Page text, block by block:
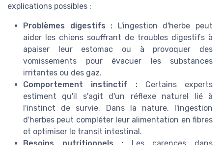
explications possibles :
Problèmes digestifs : L'ingestion d'herbe peut
aider les chiens souffrant de troubles digestifs à
apaiser leur estomac ou à provoquer des
vomissements pour évacuer les substances
irritantes ou des gaz.
Comportement instinctif :Certains experts
estiment qu'il s'agit d'un réflexe naturel lié à
l'instinct de survie. Dans la nature, l'ingestion
d'herbes peut compléter leur alimentation en fibres
et optimiser le transit intestinal.